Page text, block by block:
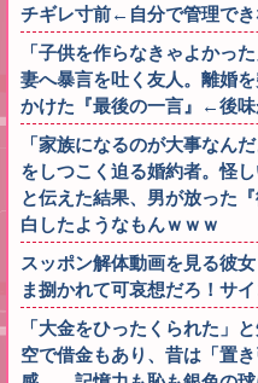
チギレ寸前←自分で管理で
「子供を作らなきゃよかっ
妻へ暴言を吐く友人。離婚
かけた『最後の一言』←後
「家族になるのが大事なん
をしつこく迫る婚約者。怪
と伝えた結果、男が放った
白したようなもんｗｗｗ
スッポン解体動画を見る彼
ま捌かれて可哀想だろ！サ
「大金をひったくられた」
空で借金もあり、昔は「置